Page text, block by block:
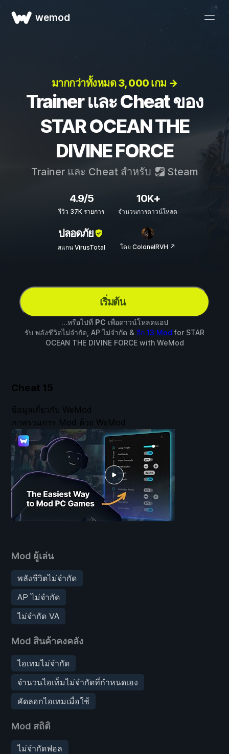
wemod
มากกว่าทั้งหมด 3, 000 เกม →
Trainer และ Cheat ของ
STAR OCEAN THE
DIVINE FORCE
Trainer และ Cheat สำหรับ Steam
4.9/5
รีวิว 37K รายการ
10K+
จำนวนการดาวน์โหลด
ปลอดภัย
สแกน VirusTotal โดย ColonelRVH ↗
เริ่มต้น
...หรือไปที่ PC เพื่อดาวน์โหลดแอป
รับ พลังชีวิตไม่จำกัด, AP ไม่จำกัด & อีก 13 Mod for STAR
OCEAN THE DIVINE FORCEwith WeMod
Cheat 15
Mod ผู้เล่น
พลังชีวิตไม่จำกัด
AP ไม่จำกัด
ไม่จำกัด VA
Mod สินค้าคงคลัง
ไอเทมไม่จำกัด
จำนวนไอเท็มไม่จำกัดที่กำหนดเอง
คัดลอกไอเทมเมื่อใช้
Mod สถิติ
ไม่จำกัดฟอล
ข้อมูลเกี่ยวกับ WeMod
ภาพรวมการ Mod ด้วย WeMod